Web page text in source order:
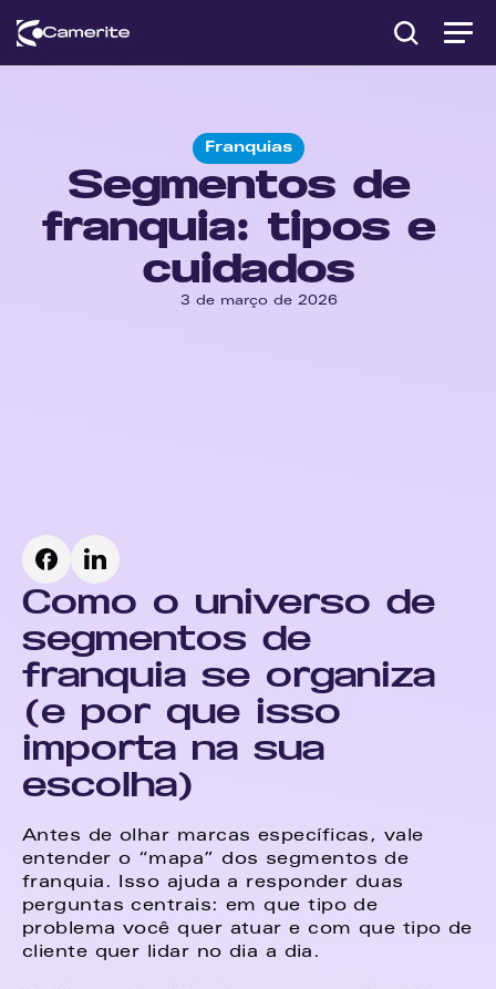
Franquias
Segmentos de
franquia: tipos e
cuidados
3 de março de 2026
Como o universo de
segmentos de
franquia se organiza
(e por que isso
importa na sua
escolha)
Antes de olhar marcas específicas, vale
entender o “mapa” dos segmentos de
franquia. Isso ajuda a responder duas
perguntas centrais: em que tipo de
problema você quer atuar e com que tipo de
cliente quer lidar no dia a dia.